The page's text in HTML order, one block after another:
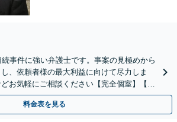
続事件に強い弁護士です。事案の見極めから
、依頼者様の最大利益に向けて尽力しま
お気軽にご相談ください【完全個室】【丸
料金表を見る